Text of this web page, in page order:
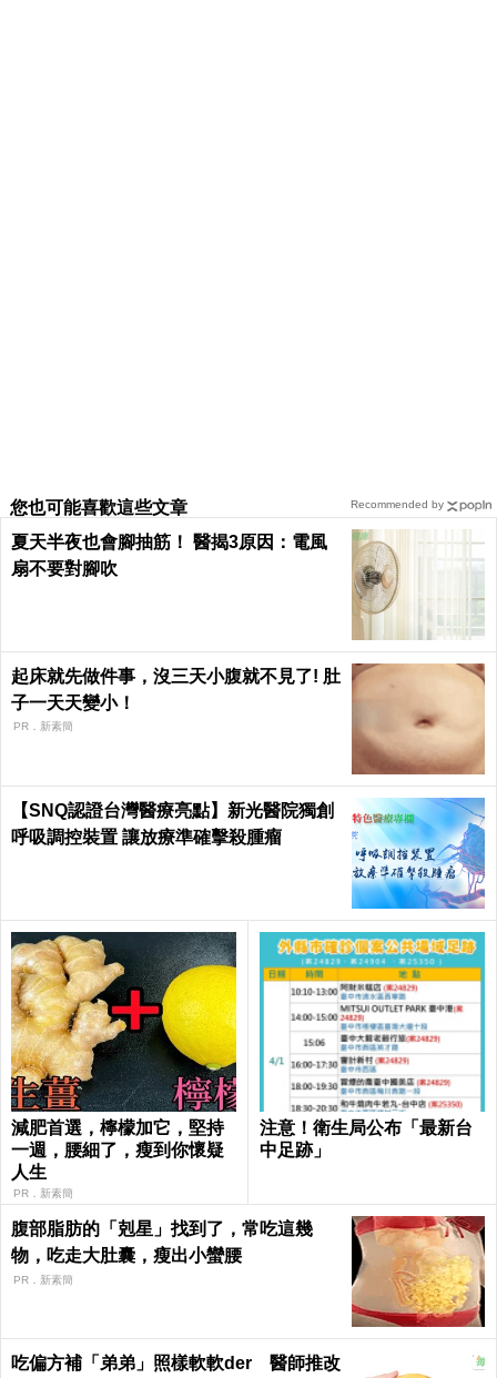
您也可能喜歡這些文章
夏天半夜也會腳抽筋！ 醫揭3原因：電風
扇不要對腳吹
起床就先做件事，沒三天小腹就不見了! 肚
子一天天變小！
PR．新素簡
【SNQ認證台灣醫療亮點】新光醫院獨創
呼吸調控裝置 讓放療準確擊殺腫瘤
減肥首選，檸檬加它，堅持
一週，腰細了，瘦到你懷疑
人生
PR．新素簡
注意！衛生局公布「最新台
中足跡」
腹部脂肪的「剋星」找到了，常吃這幾
物，吃走大肚囊，瘦出小蠻腰
PR．新素簡
吃偏方補「弟弟」照樣軟軟der 醫師推改
Recommended by